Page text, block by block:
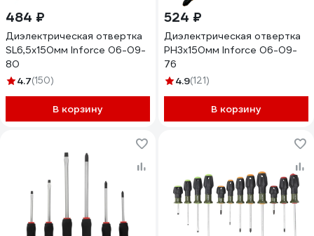
484 ₽
Диэлектрическая отвертка
SL6,5х150мм Inforce 06-09-
80
4.7(150)
В корзину
524 ₽
Диэлектрическая отвертка
PH3х150мм Inforce 06-09-
76
4.9(121)
В корзину